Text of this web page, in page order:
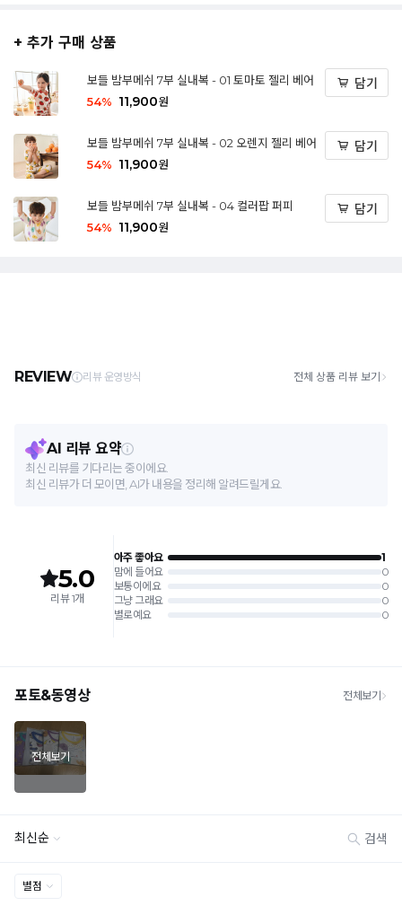
+ 추가 구매 상품
보들 밤부메쉬 7부 실내복 - 01 토마토 젤리 베어
54% 11,900원
담기
보들 밤부메쉬 7부 실내복 - 02 오렌지 젤리 베어
54% 11,900원
담기
보들 밤부메쉬 7부 실내복 - 04 컬러팝 퍼피
54% 11,900원
담기